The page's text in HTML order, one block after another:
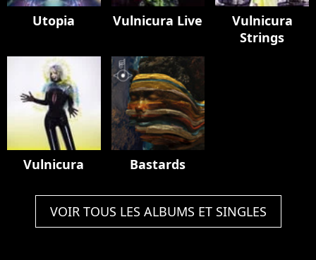
Utopia Vulnicura Live
Vulnicura
Strings
Vulnicura Bastards
VOIR TOUS LES ALBUMS ET SINGLES